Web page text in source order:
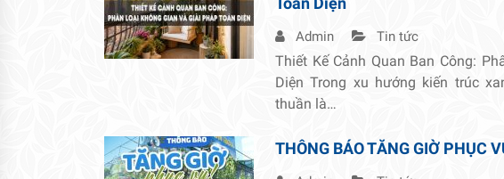
Admin Tin tức
Thiết Kế Cảnh Quan Ban Công:
Diện Trong xu hướng kiến trúc
thuần là…
THÔNG BÁO TĂNG GIỜ PHỤC